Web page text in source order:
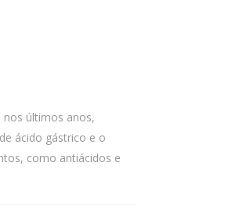
últimos anos,
ácido gástrico e o
como antiácidos e